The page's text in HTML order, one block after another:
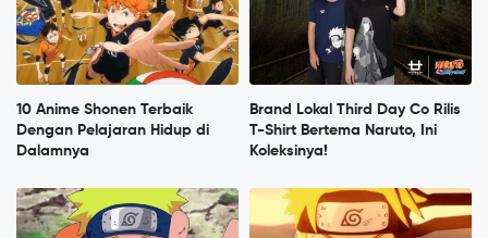
10 Anime Shonen Terbaik
Dengan Pelajaran Hidup di
Dalamnya
Brand Lokal Third Day Co Rilis
T-Shirt Bertema Naruto, Ini
Koleksinya!